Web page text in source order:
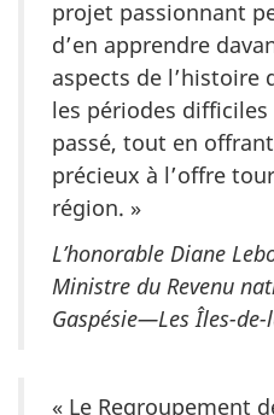
projet passionnant
d’en apprendre
aspects de l’histoire
les périodes
passé, tout en
précieux à l’offre
région. »
L’honorable Diane
Ministre du Revenu
Gaspésie—Les Îles-
« Le Regroupement